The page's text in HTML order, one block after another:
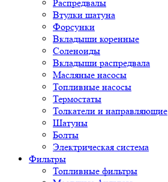
Распредвалы
Втулки шатуна
Форсунки
Вкладыши коренные
Соленоиды
Вкладыши распредвала
Масляные насосы
Топливные насосы
Термостаты
Толкатели и направляющие
Шатуны
Болты
Электрическая система
Фильтры
Топливные фильтры